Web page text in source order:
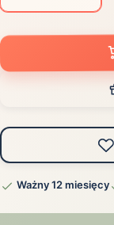
Ważny 12 miesięcy